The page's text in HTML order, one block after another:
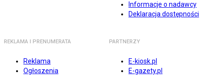
Informacje o nadawcy
Deklaracja dostępności
REKLAMA I PRENUMERATA
Reklama
Ogłoszenia
PARTNERZY
E-kiosk.pl
E-gazety.pl